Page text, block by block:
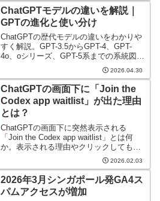
ChatGPTモデルの違いを解説｜
GPTの進化と使い分け
ChatGPTの歴代モデルの違いをわかりや
すく解説。GPT-3.5からGPT-4、GPT-
4o、oシリーズ、GPT-5系までの系統図、
各モデルの動作の違い、今後の方向性、
Claude・Geminiとの比較もわかりやすく
紹介します。
2026.04.30
ChatGPTの画面下に「Join the
Codex app waitlist」が出た理由
とは？
ChatGPTの画面下に突然表示される
「Join the Codex app waitlist」とは何
か。表示される理由やクリックしても安
全かどうかを、初心者向けに分かりやす
2026.02.03
2026年3月シンガポール発GA4ス
パムアクセスが増加